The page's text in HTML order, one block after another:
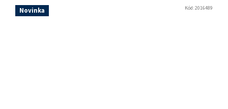
Novinka Kód:2016489